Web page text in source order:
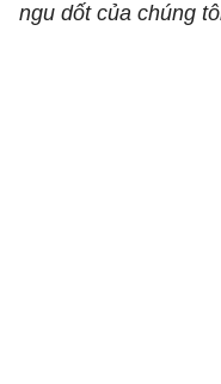
ngu dốt của chúng